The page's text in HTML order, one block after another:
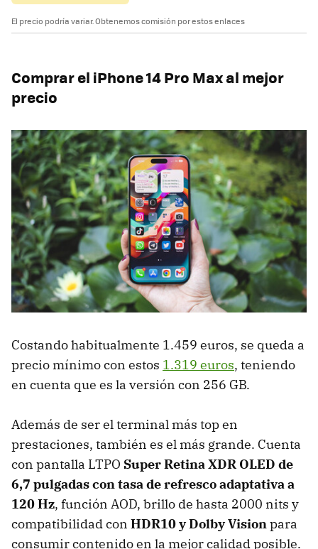
El precio podría variar. Obtenemos comisión por estos enlaces
Comprar el iPhone 14 Pro Max al mejor
precio
Costando habitualmente 1.459 euros, se queda a
precio mínimo con estos 1.319 euros, teniendo
en cuenta que es la versión con 256 GB.
Además de ser el terminal más top en
prestaciones, también es el más grande. Cuenta
con pantalla LTPO Super Retina XDR OLED de
6,7 pulgadas con tasa de refresco adaptativa a
120 Hz, función AOD, brillo de hasta 2000 nits y
compatibilidad con HDR10 y Dolby Visionpara
consumir contenido en la mejor calidad posible.